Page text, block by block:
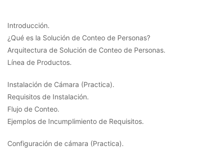
Introducción.
¿Qué es la Solución de Conteo de Personas?
Arquitectura de Solución de Conteo de Personas.
Línea de Productos.
Instalación de Cámara (Practica).
Requisitos de Instalación.
Flujo de Conteo.
Ejemplos de Incumplimiento de Requisitos.
Configuración de cámara (Practica).